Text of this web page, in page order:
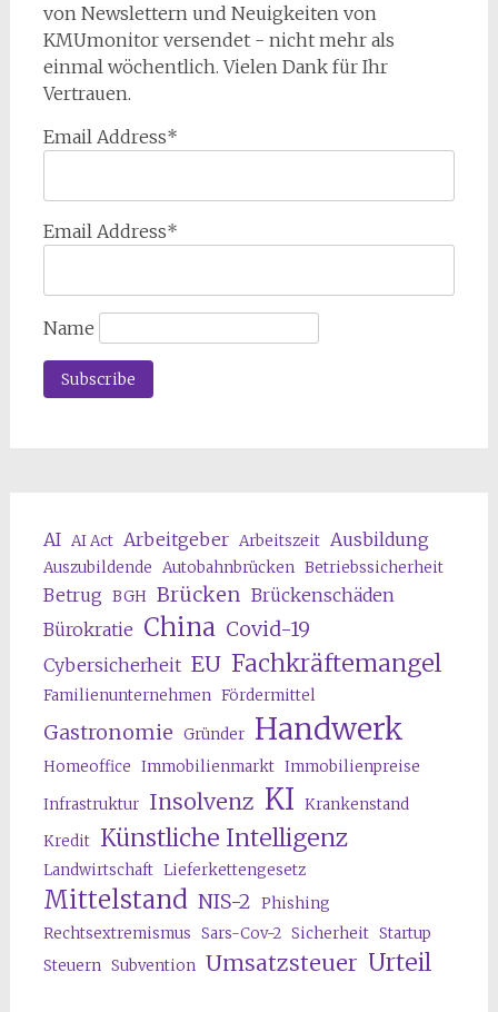
von Newslettern und Neuigkeiten von
KMUmonitor versendet - nicht mehr als
einmal wöchentlich. Vielen Dank für Ihr
Vertrauen.
Email Address*
Email Address*
Name
AI AI Act Arbeitgeber Arbeitszeit Ausbildung
Auszubildende Autobahnbrücken Betriebssicherheit
Betrug BGH Brücken Brückenschäden
Bürokratie China Covid-19
Cybersicherheit EU Fachkräftemangel
Familienunternehmen Fördermittel
Gastronomie Gründer Handwerk
Homeoffice Immobilienmarkt Immobilienpreise
Infrastruktur Insolvenz KI Krankenstand
Kredit Künstliche Intelligenz
Landwirtschaft Lieferkettengesetz
Mittelstand NIS-2 Phishing
Rechtsextremismus Sars-Cov-2 Sicherheit Startup
Steuern Subvention Umsatzsteuer Urteil